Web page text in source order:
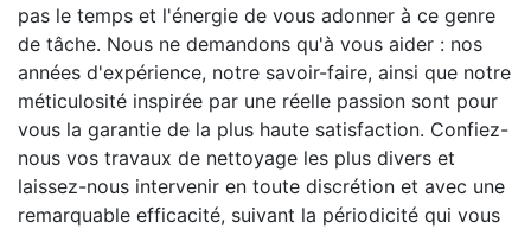
pas le temps et l'énergie de vous adonner à ce genre
de tâche. Nous ne demandons qu'à vous aider : nos
années d'expérience, notre savoir-faire, ainsi que notre
méticulosité inspirée par une réelle passion sont pour
vous la garantie de la plus haute satisfaction. Confiez-
nous vos travaux de nettoyage les plus divers et
laissez-nous intervenir en toute discrétion et avec une
remarquable efficacité, suivant la périodicité qui vous